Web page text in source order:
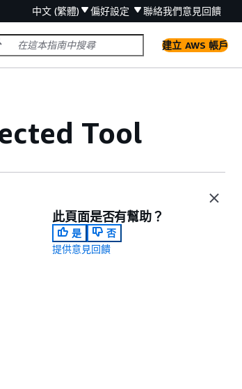
中文 (繁體) 偏好設定 聯絡我們意見回饋
建立 AWS 帳戶
Tool
此頁面是否有幫助？
是
否
提供意見回饋